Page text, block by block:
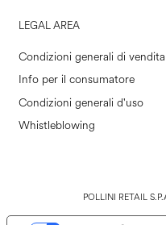
LEGAL AREA
Condizioni generali di vendita
Info per il consumatore
Condizioni generali d'uso
Whistleblowing
POLLINI RETAIL